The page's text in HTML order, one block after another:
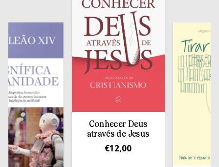
Conhecer Deus
através de Jesus
12,00